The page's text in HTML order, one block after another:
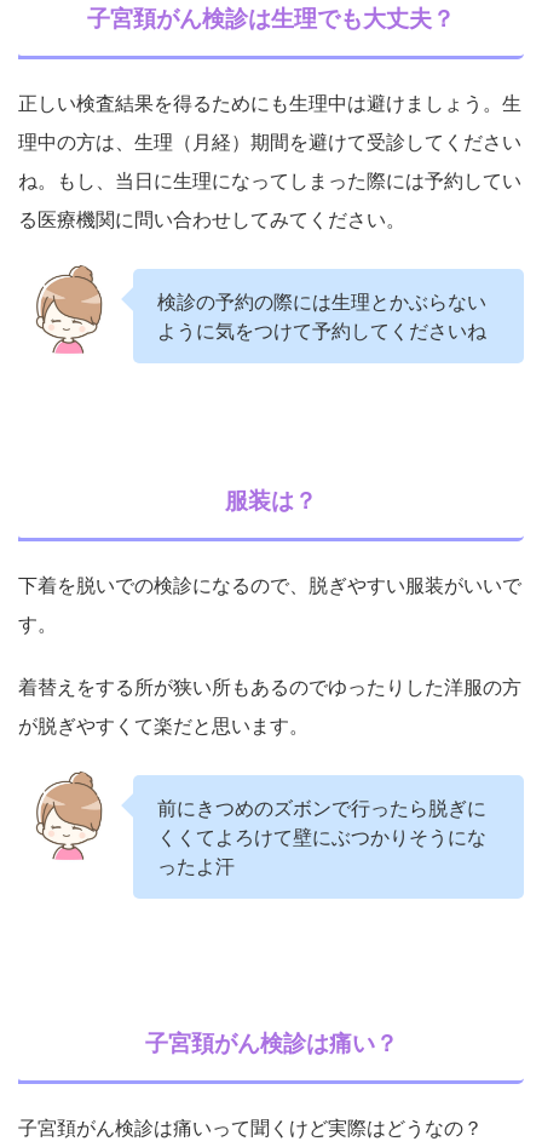
子宮頚がん検診は生理でも大丈夫？
正しい検査結果を得るためにも生理中は避けましょう。生
理中の方は、生理（月経）期間を避けて受診してください
ね。もし、当日に生理になってしまった際には予約してい
る医療機関に問い合わせしてみてください。
検診の予約の際には生理とかぶらない
ように気をつけて予約してくださいね
服装は？
下着を脱いでの検診になるので、脱ぎやすい服装がいいで
す。
着替えをする所が狭い所もあるのでゆったりした洋服の方
が脱ぎやすくて楽だと思います。
前にきつめのズボンで行ったら脱ぎに
くくてよろけて壁にぶつかりそうにな
ったよ汗
子宮頚がん検診は痛い？
子宮頚がん検診は痛いって聞くけど実際はどうなの？